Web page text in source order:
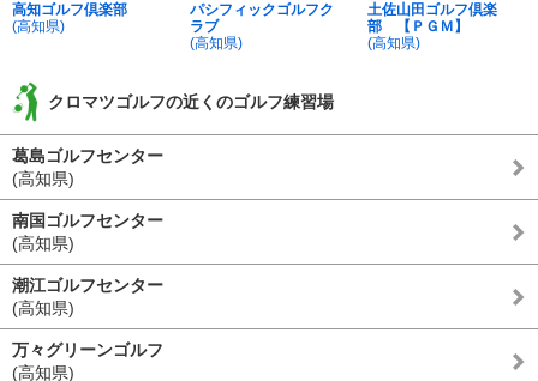
高知ゴルフ倶楽部
(高知県)
パシフィックゴルフク
ラブ
(高知県)
土佐山田ゴルフ倶楽
部 【ＰＧＭ】
(高知県)
クロマツゴルフの近くのゴルフ練習場
葛島ゴルフセンター
(高知県)
南国ゴルフセンター
(高知県)
潮江ゴルフセンター
(高知県)
万々グリーンゴルフ
(高知県)